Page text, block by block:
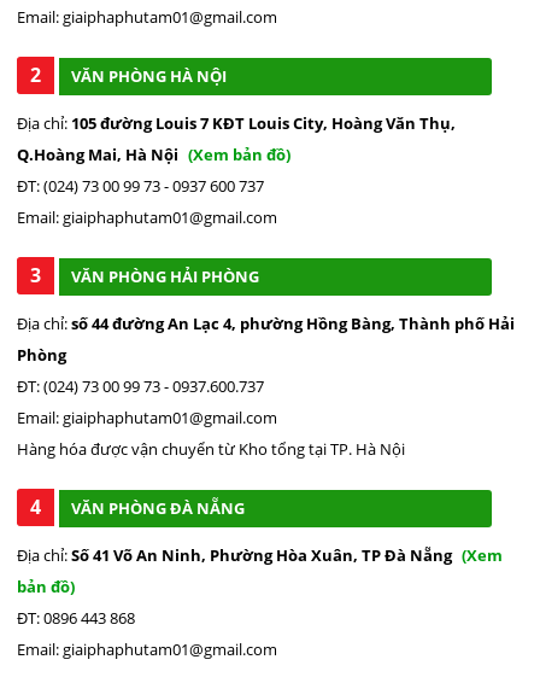
Email: giaiphaphutam01@gmail.com
2 VĂN PHÒNG HÀ NỘI
Địa chỉ: 105 đường Louis 7 KĐT Louis City, Hoàng Văn Thụ,
Q.Hoàng Mai, Hà Nội (Xem bản đồ)
ĐT: (024) 73 00 99 73 - 0937 600 737
Email: giaiphaphutam01@gmail.com
3 VĂN PHÒNG HẢI PHÒNG
Địa chỉ:số 44 đường An Lạc 4, phường Hồng Bàng, Thành phố Hải
Phòng
ĐT: (024) 73 00 99 73 - 0937.600.737
Email: giaiphaphutam01@gmail.com
Hàng hóa được vận chuyển từ Kho tổng tại TP. Hà Nội
4 VĂN PHÒNG ĐÀ NẴNG
Địa chỉ:Số 41 Võ An Ninh, Phường Hòa Xuân, TP Đà Nẵng (Xem
bản đồ)
ĐT: 0896 443 868
Email: giaiphaphutam01@gmail.com